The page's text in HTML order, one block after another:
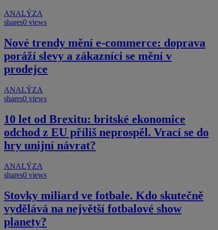
ANALÝZA
shares0 views
Nové trendy mění e-commerce: doprava
poráží slevy a zákazníci se mění v
prodejce
ANALÝZA
shares0 views
10 let od Brexitu: britské ekonomice
odchod z EU příliš neprospěl. Vrací se do
hry unijní návrat?
ANALÝZA
shares0 views
Stovky miliard ve fotbale. Kdo skutečně
vydělává na největší fotbalové show
planety?